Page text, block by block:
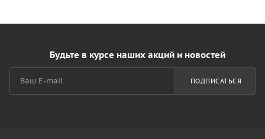
Будьте в курсе наших акций и новостей
ПОДПИСАТЬСЯ